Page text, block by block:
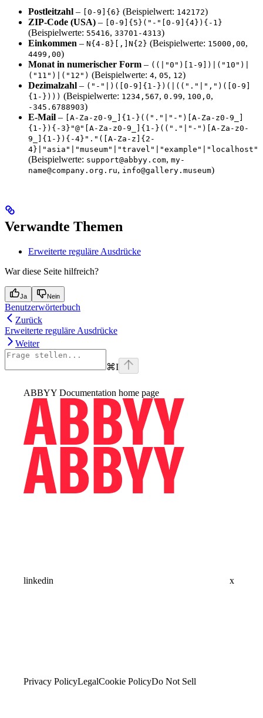
Postleitzahl – [0-9]{6} (Beispielwert: 142172)
ZIP-Code (USA) – [0-9]{5}("-"[0-9]{4}){-1}
(Beispielwerte: 55416, 33701-4313)
Einkommen – N{4-8}[,]N{2} (Beispielwerte: 15000,00,
4499,00)
Monat in numerischer Form – ((|"0")[1-9])|("10")|
("11")|("12") (Beispielwerte: 4, 05, 12)
Dezimalzahl – ("-"|)([0-9]{1-})(|(("."|",")([0-9]
{1-}))) (Beispielwerte: 1234,567, 0.99, 100,0,
-345.6788903)
E-Mail –
[A-Za-z0-9_]{1-}(("."|"-")[A-Za-z0-9_]
{1-}){-3}"@"[A-Za-z0-9_]{1-}(("."|"-")[A-Za-z0-
9_]{1-}){-4}"."([A-Za-z]{2-
4}|"asia"|"museum"|"travel"|"example"|"localhost"
(Beispielwerte: support@abbyy.com, my-
name@company.org.ru, info@gallery.museum)
Verwandte Themen
Erweiterte reguläre Ausdrücke
War diese Seite hilfreich?
Ja Nein
Benutzerwörterbuch
Zurück
Erweiterte reguläre Ausdrücke
Weiter
⌘I
ABBYY Documentation home page
linkedin x
Privacy PolicyLegalCookie PolicyDo Not Sell